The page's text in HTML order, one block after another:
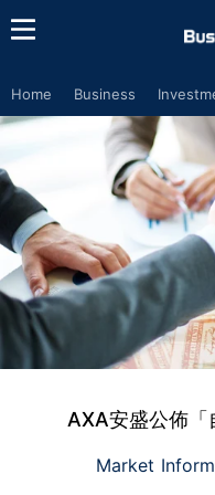
Home Business
AXA安盛公佈「
Market